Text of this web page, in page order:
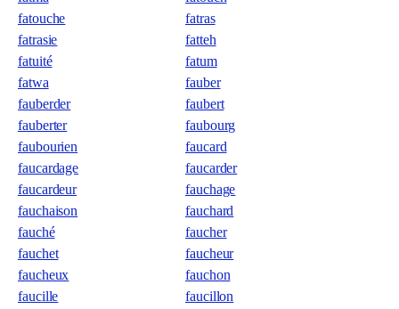
fatouche
fatras
fatrasie
fatteh
fatuité
fatum
fatwa
fauber
fauberder
faubert
fauberter
faubourg
faubourien
faucard
faucardage
faucarder
faucardeur
fauchage
fauchaison
fauchard
fauché
faucher
fauchet
faucheur
faucheux
fauchon
faucille
faucillon